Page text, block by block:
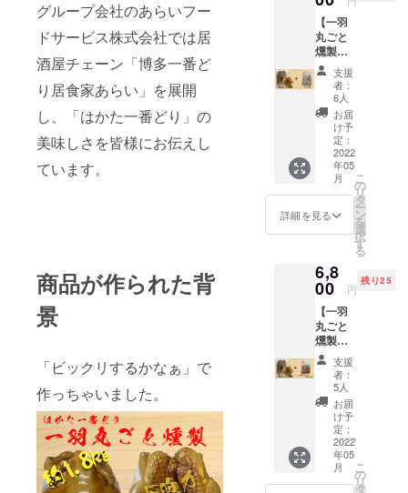
グループ会社のあらいフー
ドサービス株式会社では居
酒屋チェーン「博多一番ど
り居食家あらい」を展開
し、「はかた一番どり」の
美味しさを皆様にお伝えし
ています。
商品が作られた背
景
「ビックリするかなぁ」で
作っちゃいました。
《冷
凍》
一
羽丸ご
と燻製
（約
1.7kg～
1.8kg）
・名
称：食
肉製品
・原材
県
産）、
食塩、
糖類
（砂
糖、
水あ
め）、
香辛料/
リン酸
（Na）
、
【一羽
丸ごと
燻製＋
とり天
300g】
通常
9,300円
（送料
込、消
費税
込）
⇒特別
価格
6,800円
（送料
込、消
込）
《冷
凍》
一
羽丸ご
と燻製
（約
1.7kg～
1.8kg）
・名
称：食
肉製品
・原材
支援
者：
6人
お届
け予
定：
2022
年05
月
詳細を見る
こ
の
リ
タ
ー
ン
を
選
択
す
る
6,8
00 円
残り25
【一羽
丸ごと
燻製＋
レモン
ペッ
パーチ
キン
300g】
通常
9,300円
（送料
込、消
費税
支援
者：
5人
お届
け予
定：
2022
年05
月
こ
の
リ
タ